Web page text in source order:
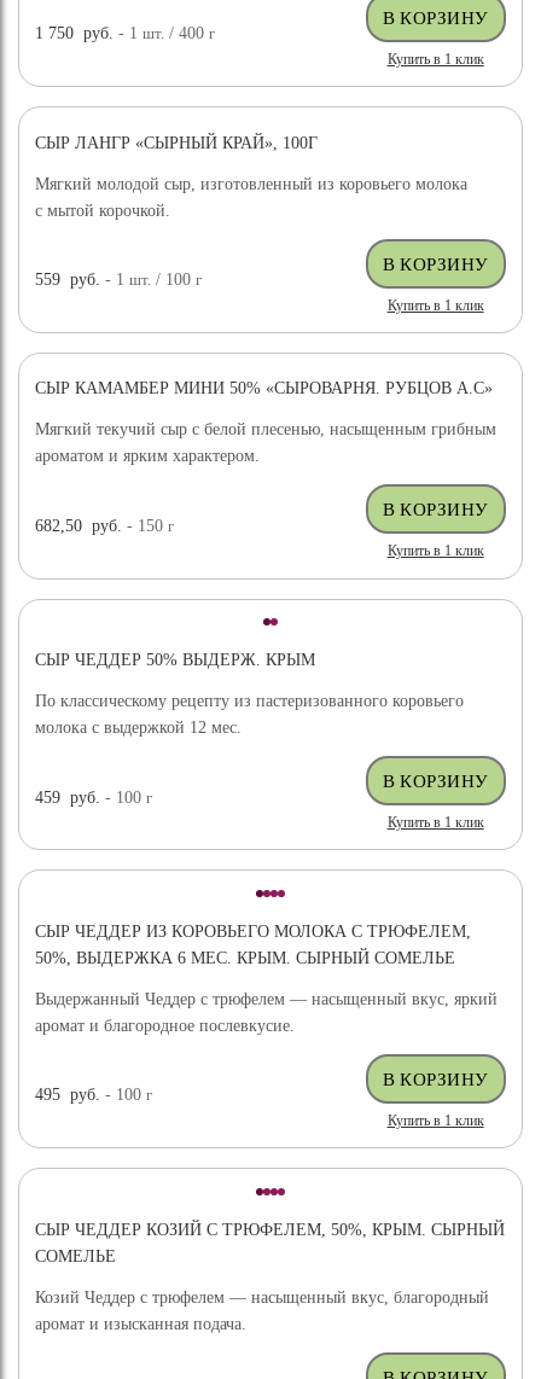
1 750 руб. - 1шт. / 400г
Купить в 1 клик
СЫР ЛАНГР «СЫРНЫЙ КРАЙ», 100Г
Мягкий молодой сыр, изготовленный из коровьего молока
с мытой корочкой.
559 руб. - 1шт. / 100г
Купить в 1 клик
СЫР КАМАМБЕР МИНИ 50% «СЫРОВАРНЯ. РУБЦОВ А.С»
Мягкий текучий сыр с белой плесенью, насыщенным грибным
ароматом и ярким характером.
682,50 руб. - 150г
Купить в 1 клик
СЫР ЧЕДДЕР 50% ВЫДЕРЖ. КРЫМ
По классическому рецепту из пастеризованного коровьего
молока с выдержкой 12 мес.
459 руб. - 100г
Купить в 1 клик
СЫР ЧЕДДЕР ИЗ КОРОВЬЕГО МОЛОКА С ТРЮФЕЛЕМ,
50%, ВЫДЕРЖКА 6 МЕС. КРЫМ. СЫРНЫЙ СОМЕЛЬЕ
Выдержанный Чеддер с трюфелем — насыщенный вкус, яркий
аромат и благородное послевкусие.
495 руб. - 100г
Купить в 1 клик
СЫР ЧЕДДЕР КОЗИЙ С ТРЮФЕЛЕМ, 50%, КРЫМ. СЫРНЫЙ
СОМЕЛЬЕ
Козий Чеддер с трюфелем — насыщенный вкус, благородный
аромат и изысканная подача.